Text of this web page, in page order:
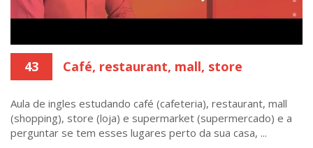
43 Café, restaurant, mall, store
Aula de ingles estudando café (cafeteria), restaurant, mall
(shopping), store (loja) e supermarket (supermercado) e a
perguntar se tem esses lugares perto da sua casa, ...